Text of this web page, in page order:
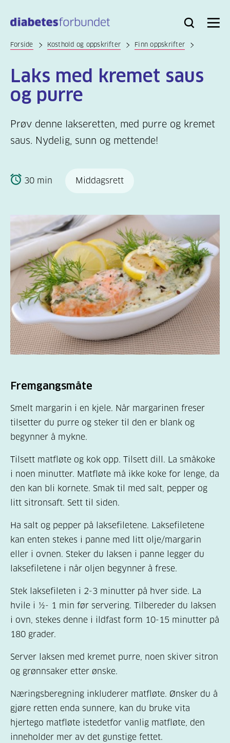
hovedinnhold
Bli
Logg
Søk Meny
Forside Kosthold og oppskrifter Finn oppskrifter
Laks med kremet saus
og purre
Prøv denne lakseretten, med purre og kremet
saus. Nydelig, sunn og mettende!
30 min Middagsrett
Fremgangsmåte
Smelt margarin i en kjele. Når margarinen freser
tilsetter du purre og steker til den er blank og
begynner å mykne.
Tilsett matfløte og kok opp. Tilsett dill. La småkoke
i noen minutter. Matfløte må ikke koke for lenge, da
den kan bli kornete. Smak til med salt, pepper og
litt sitronsaft. Sett til siden.
Ha salt og pepper på laksefiletene. Laksefiletene
kan enten stekes i panne med litt olje/margarin
eller i ovnen. Steker du laksen i panne legger du
laksefiletene i når oljen begynner å frese.
Stek laksefileten i 2-3 minutter på hver side. La
hvile i ½- 1 min før servering. Tilbereder du laksen
i ovn, stekes denne i ildfast form 10-15 minutter på
180 grader.
Server laksen med kremet purre, noen skiver sitron
og grønnsaker etter ønske.
Næringsberegning inkluderer matfløte. Ønsker du å
gjøre retten enda sunnere, kan du bruke vita
hjertego matfløte istedetfor vanlig matfløte, den
inneholder mer av det gunstige fettet.